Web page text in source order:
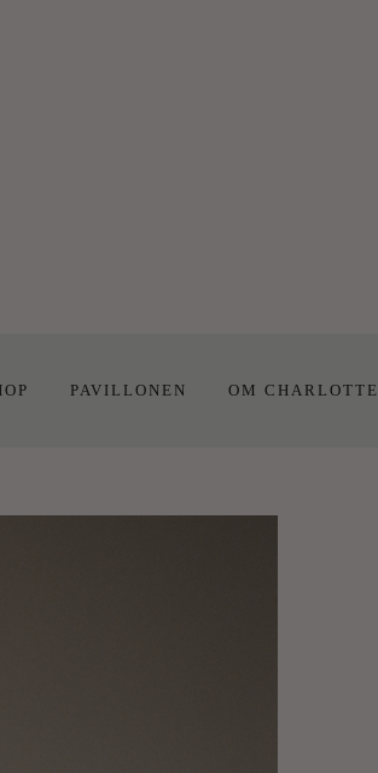
PAVILLONEN OM CHARLOTTE